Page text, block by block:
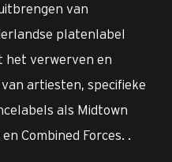
van
platenlabel
het verwerven en
artiesten, specifieke
als Midtown
Combined Forces. .